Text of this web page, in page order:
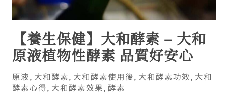
【養生保健】大和酵素 – 大和
原液植物性酵素 品質好安心
原液, 大和酵素, 大和酵素使用後, 大和酵素功效, 大和
酵素心得, 大和酵素效果, 酵素